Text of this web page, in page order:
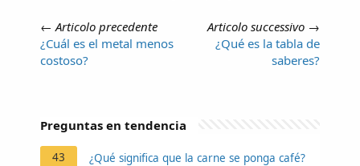
← Articolo precedente
¿Cuál es el metal menos
costoso?
Articolo successivo →
¿Qué es la tabla de
saberes?
Preguntas en tendencia
43 ¿Qué significa que la carne se ponga café?